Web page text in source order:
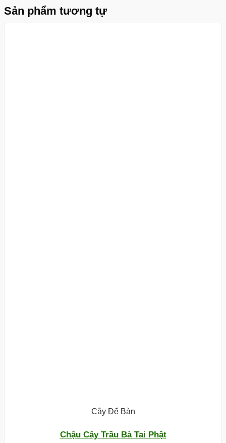
Sản phẩm tương tự
Cây Để Bàn
Chậu Cây Trầu Bà Tai Phật